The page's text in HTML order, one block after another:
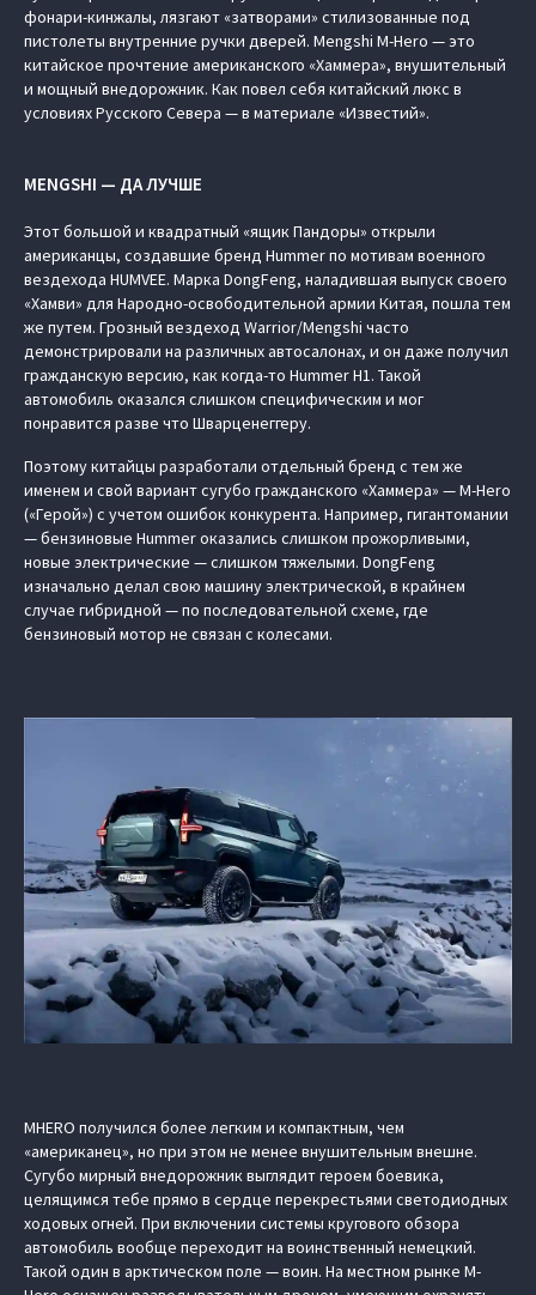
фонари-кинжалы, лязгают «затворами» стилизованные под
пистолеты внутренние ручки дверей. Mengshi M-Hero — это
китайское прочтение американского «Хаммера», внушительный
и мощный внедорожник. Как повел себя китайский люкс в
условиях Русского Севера — в материале «Известий».
MENGSHI — ДА ЛУЧШЕ
Этот большой и квадратный «ящик Пандоры» открыли
американцы, создавшие бренд Hummer по мотивам военного
вездехода HUMVEE. Марка DongFeng, наладившая выпуск своего
«Хамви» для Народно-освободительной армии Китая, пошла тем
же путем. Грозный вездеход Warrior/Mengshi часто
демонстрировали на различных автосалонах, и он даже получил
гражданскую версию, как когда-то Hummer H1. Такой
автомобиль оказался слишком специфическим и мог
понравится разве что Шварценеггеру.
Поэтому китайцы разработали отдельный бренд с тем же
именем и свой вариант сугубо гражданского «Хаммера» — M-Hero
(«Герой») с учетом ошибок конкурента. Например, гигантомании
— бензиновые Hummer оказались слишком прожорливыми,
новые электрические — слишком тяжелыми. DongFeng
изначально делал свою машину электрической, в крайнем
случае гибридной — по последовательной схеме, где
бензиновый мотор не связан с колесами.
MHERO получился более легким и компактным, чем
«американец», но при этом не менее внушительным внешне.
Сугубо мирный внедорожник выглядит героем боевика,
целящимся тебе прямо в сердце перекрестьями светодиодных
ходовых огней. При включении системы кругового обзора
автомобиль вообще переходит на воинственный немецкий.
Такой один в арктическом поле — воин. На местном рынке M-